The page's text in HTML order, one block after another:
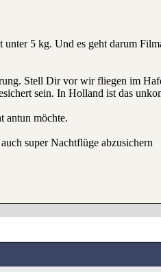
5 kg. Und es geht darum
Stell Dir vor wir fliegen im
sein. In Holland ist das
antun möchte.
super Nachtflüge abzusichern